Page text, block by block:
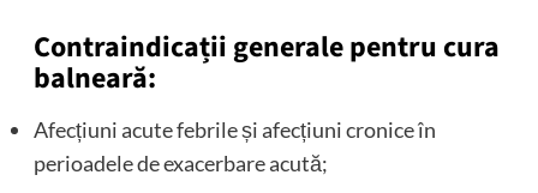
Contraindicații generale pentru cura
balneară:
Afecțiuni acute febrile și afecțiuni cronice în
perioadele de exacerbare acută;